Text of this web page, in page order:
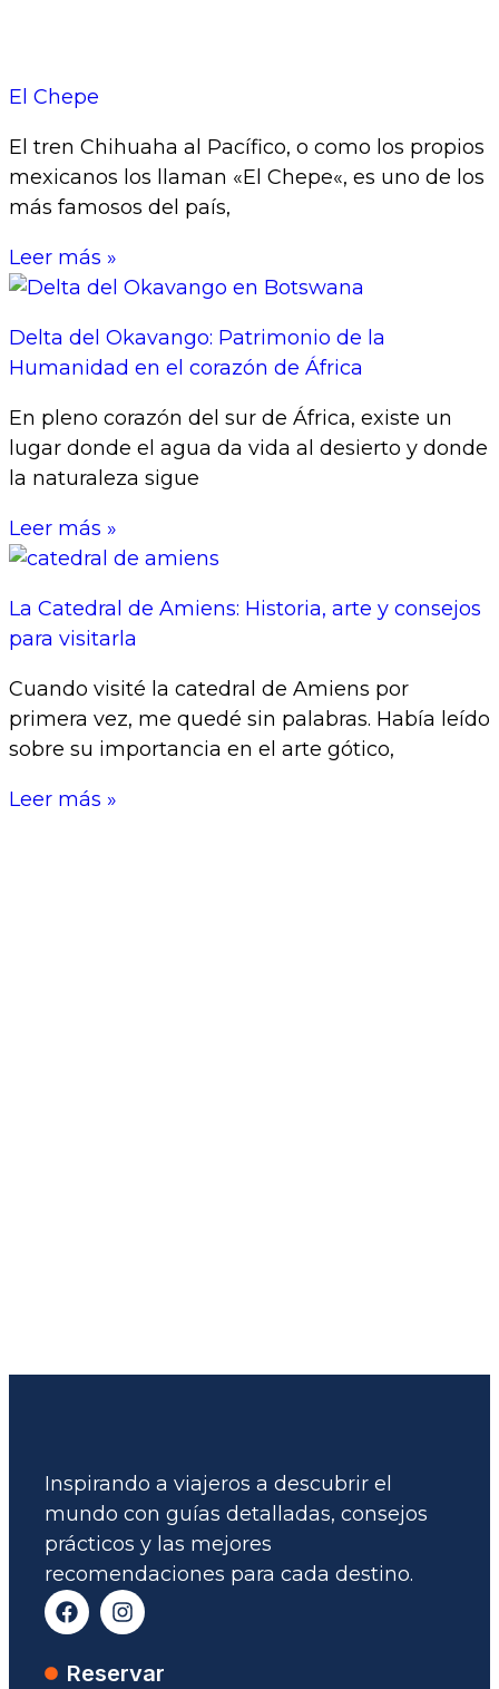
El Chepe
El tren Chihuaha al Pacífico, o como los propios
mexicanos los llaman «El Chepe«, es uno de los
más famosos del país,
Leer más »
Delta del Okavango: Patrimonio de la
Humanidad en el corazón de África
En pleno corazón del sur de África, existe un
lugar donde el agua da vida al desierto y donde
la naturaleza sigue
Leer más »
La Catedral de Amiens: Historia, arte y consejos
para visitarla
Cuando visité la catedral de Amiens por
primera vez, me quedé sin palabras. Había leído
sobre su importancia en el arte gótico,
Leer más »
Inspirando a viajeros a descubrir el
mundo con guías detalladas, consejos
prácticos y las mejores
recomendaciones para cada destino.
Reservar